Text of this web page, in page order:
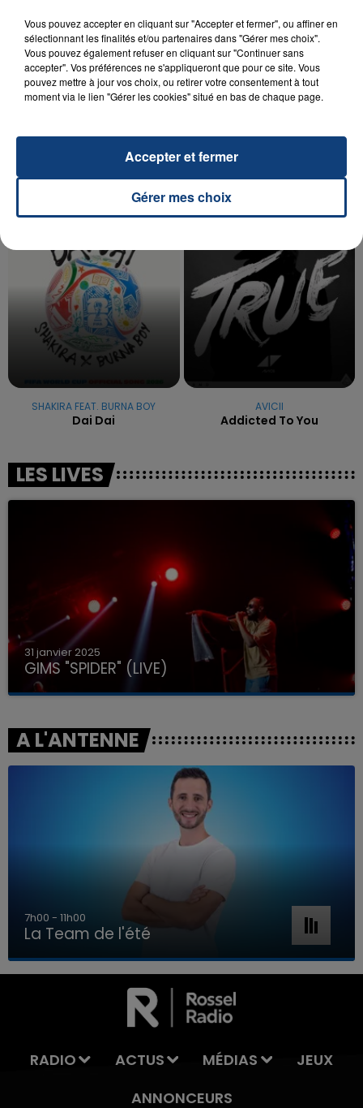
LA TEAM DE L'ÉTÉ
20 juillet 2026
UNE ADOLESCENTE DEVANT SE FAIRE
La famille a porté plainte contre la clinique qui a
reconnu sa responsabilité et présenté ses
excuses.
TITRES DIFFUSÉS
SHAKIRA FEAT. BURNA BOY
Dai Dai
AVICII
Addicted To You
LES LIVES
31 janvier 2025
GIMS "SPIDER" (LIVE)
A L'ANTENNE
7h00 - 11h00
La Team de l'été
RADIO ACTUS MÉDIAS
JEUX
ANNONCEURS
Vous pouvez accepter en cliquant sur "Accepter et fermer", ou affiner en
sélectionnant les finalités et/ou partenaires dans "Gérer mes choix".
Vous pouvez également refuser en cliquant sur "Continuer sans
accepter". Vos préférences ne s'appliqueront que pour ce site. Vous
pouvez mettre à jour vos choix, ou retirer votre consentement à tout
moment via le lien "Gérer les cookies" situé en bas de chaque page.
Gérer mes choix
Accepter et fermer